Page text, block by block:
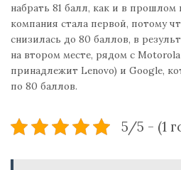
набрать 81 балл, как и в
компания стала первой, потому
снизилась до 80 баллов, в
на втором месте, рядом с
принадлежит Lenovo) и Google,
по 80 баллов.
5/5 - (1